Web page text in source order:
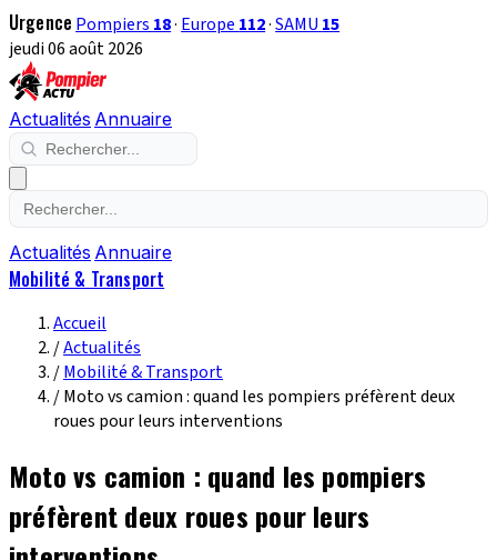
Urgence Pompiers 18· Europe 112·SAMU 15
jeudi 06 août 2026
Actualités Annuaire
Actualités Annuaire
Mobilité & Transport
Accueil
/Actualités
/Mobilité & Transport
/Moto vs camion : quand les pompiers préfèrent deux
roues pour leurs interventions
Moto vs camion : quand les pompiers
préfèrent deux roues pour leurs